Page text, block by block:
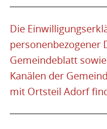
Die
personenbezogener
Gemeindeblatt
Kanälen der
mit Ortsteil Adorf